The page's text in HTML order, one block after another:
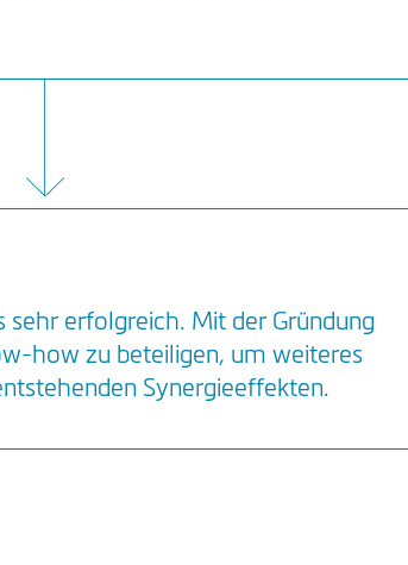
erfolgreich. Mit der Gründung
how zu beteiligen, um weiteres
Synergieeffekten.